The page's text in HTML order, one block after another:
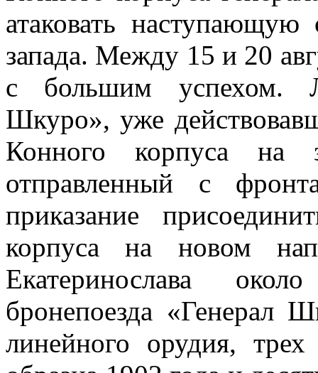
атаковать
запада. Между 15 и 20
с большим успехом.
Шкуро», уже
Конного корпуса на
отправленный с
приказание
корпуса на новом
Екатеринослава
бронепоезда «Генерал
линейного орудия,